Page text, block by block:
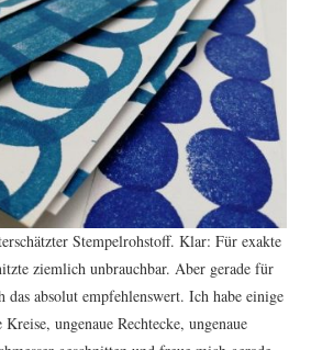
Stempelrohstoff. Klar: Für exakte
ziemlich unbrauchbar. Aber gerade für
das absolut empfehlenswert. Ich habe einige
ungenaue Rechtecke, ungenaue